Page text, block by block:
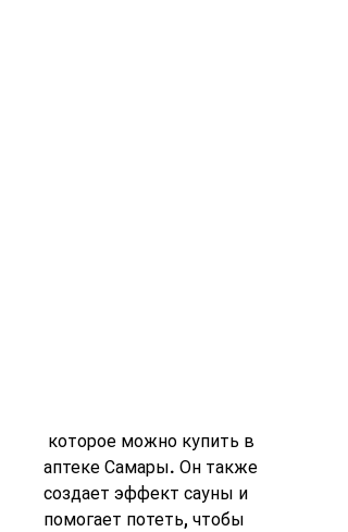
аптеке Самары. Он также
создает эффект сауны и
помогает потеть, чтобы